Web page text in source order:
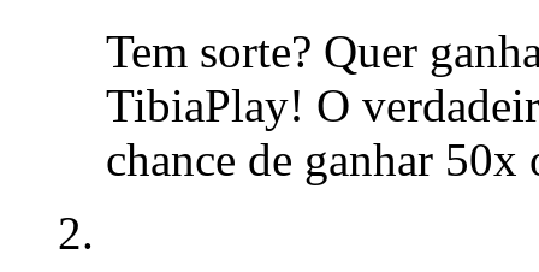
Tem sorte? Quer
TibiaPlay! O
chance de ganhar 50x